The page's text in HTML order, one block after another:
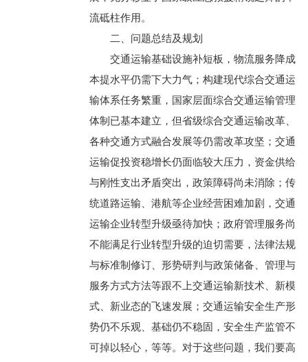
流砥柱作用。
二、问题总结及规划
交通运输基础设施补短板，物流服务降成
本提水平仍需下大力气；构建现代综合交通运
输体系任务繁重，国家层面综合交通运输管理
体制已基本建立，但省级综合交通运输改革、
各种交通方式融合发展等仍需改革攻坚；交通
运输促投资稳增长仍面临较大压力，资金供给
与刚性支出矛盾突出，政策障碍尚未消除；传
统道路运输、港航等企业经营困难加剧，交通
运输企业转型升级亟待加快；政府管理服务尚
不能满足行业转型升级的迫切需要，法律法规
与标准制修订、形势研判与政策储备、管理与
服务方式方法等跟不上交通运输新技术、新模
式、新业态的飞速发展；交通运输安全生产形
势仍不乐观、基础仍不稳固，安全生产监管不
可掉以轻心，等等。对于这些问题，我们要高